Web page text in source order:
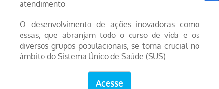
atendimento.
O desenvolvimento de ações inovadoras como
essas, que abranjam todo o curso de vida e os
diversos grupos populacionais, se torna crucial no
âmbito do Sistema Único de Saúde (SUS).
Acesse